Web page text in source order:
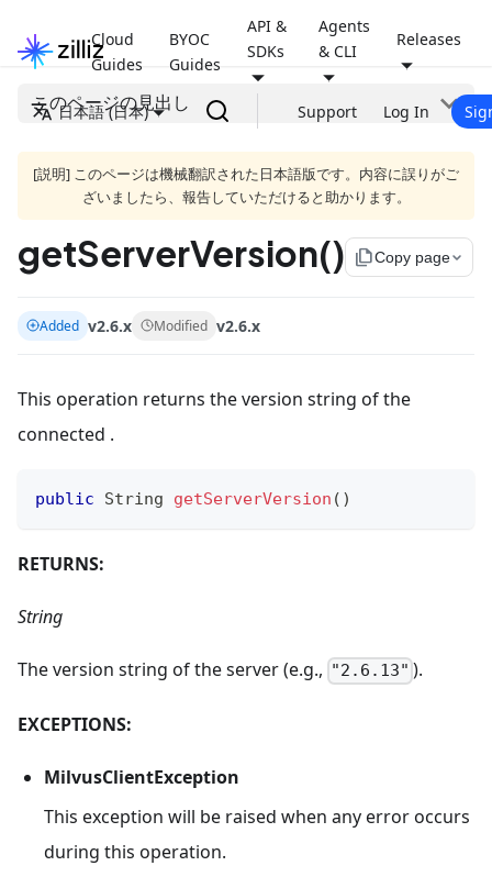
Cloud
Guides
BYOC
Guides
API &
SDKs
Agents
& CLI
Releases
日本語 (日本) Support Log In
このページの見出し
[説明] このページは機械翻訳された日本語版です。内容に誤りがご
ざいましたら、報告していただけると助かります。
getServerVersion() file_copyCopy page
Added v2.6.x Modified v2.6.x
This operation returns the version string of the
connected .
public String getServerVersion ( )
RETURNS:
String
The version string of the server (e.g., "2.6.13" ).
EXCEPTIONS:
MilvusClientException
This exception will be raised when any error occurs
during this operation.